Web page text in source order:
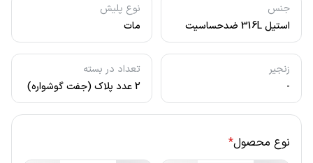
جنس
استیل 316L ضدحساسیت
نوع پلیش
مات
زنجیر
-
تعداد در بسته
2 عدد پلاک (جفت گوشواره)
نوع محصول*